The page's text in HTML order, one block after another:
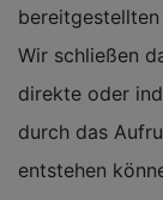
Wir schließen
direkte oder
durch das
entstehen